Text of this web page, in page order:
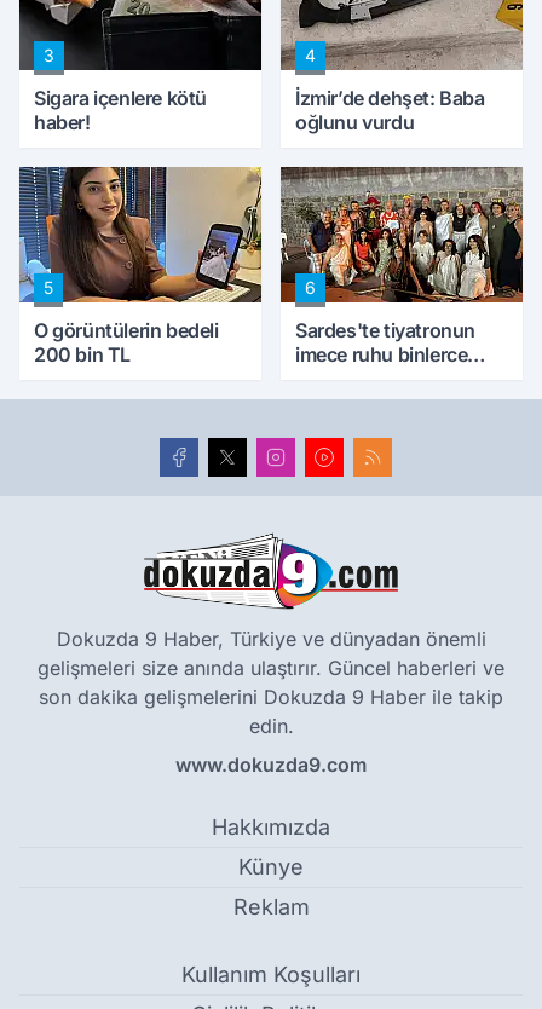
3
Sigara içenlere kötü
haber!
4
İzmir’de dehşet: Baba
oğlunu vurdu
5
O görüntülerin bedeli
200 bin TL
6
Sardes'te tiyatronun
imece ruhu binlerce
Dokuzda 9 Haber, Türkiye ve dünyadan önemli
gelişmeleri size anında ulaştırır. Güncel haberleri ve
son dakika gelişmelerini Dokuzda 9 Haber ile takip
edin.
www.dokuzda9.com
Hakkımızda
Künye
Reklam
Kullanım Koşulları